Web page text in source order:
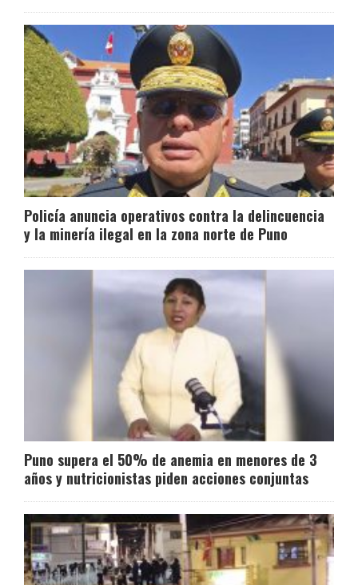
Policía anuncia operativos contra la delincuencia
y la minería ilegal en la zona norte de Puno
Puno supera el 50% de anemia en menores de 3
años y nutricionistas piden acciones conjuntas